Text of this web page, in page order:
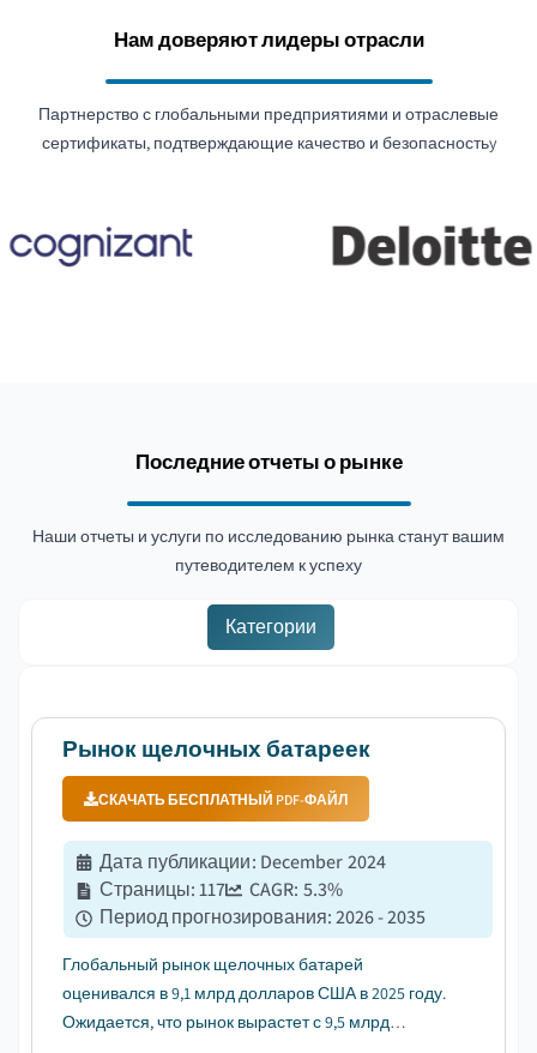
Нам доверяют лидеры отрасли
Партнерство с глобальными предприятиями и отраслевые
сертификаты, подтверждающие качество и безопасностьy
Последние отчеты о рынке
Наши отчеты и услуги по исследованию рынка станут вашим
путеводителем к успеху
Категории
Рынок щелочных батареек
СКАЧАТЬ БЕСПЛАТНЫЙ PDF-ФАЙЛ
Дата публикации: December 2024
Страницы:117 CAGR: 5.3%
Период прогнозирования:2026 - 2035
Глобальный рынок щелочных батарей
оценивался в 9,1 млрд долларов США в 2025 году.
Ожидается, что рынок вырастет с 9,5 млрд